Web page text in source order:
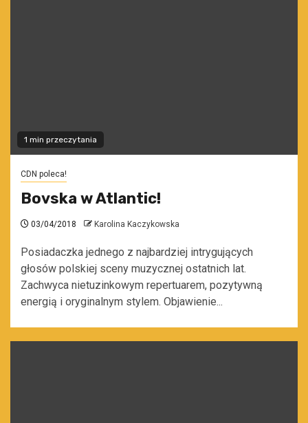
1 min przeczytania
CDN poleca!
Bovska w Atlantic!
03/04/2018 Karolina Kaczykowska
Posiadaczka jednego z najbardziej intrygujących
głosów polskiej sceny muzycznej ostatnich lat.
Zachwyca nietuzinkowym repertuarem, pozytywną
energią i oryginalnym stylem. Objawienie...